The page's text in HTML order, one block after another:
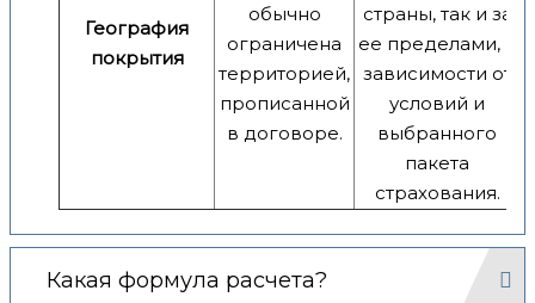
География
покрытия
обычно
ограничена
территорией,
прописанной
в договоре.
страны, так и за
ее пределами, в
зависимости от
условий и
выбранного
пакета
страхования.
Какая формула расчета?